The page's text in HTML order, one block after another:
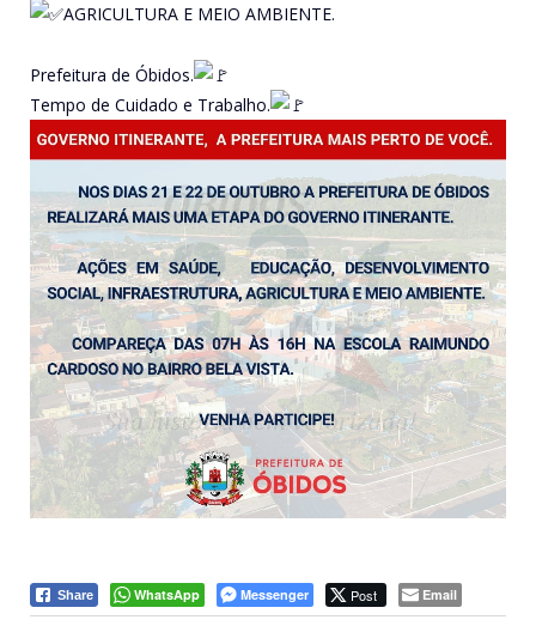
AGRICULTURA E MEIO AMBIENTE.
Prefeitura de Óbidos.
Tempo de Cuidado e Trabalho.
Share WhatsApp Messenger Post Email